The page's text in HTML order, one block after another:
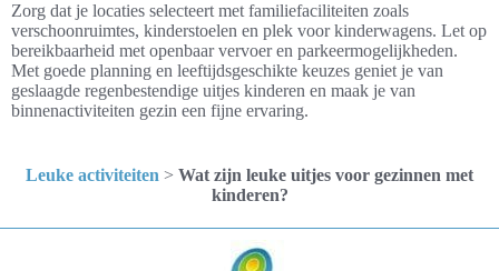
Zorg dat je locaties selecteert met familiefaciliteiten zoals
verschoonruimtes, kinderstoelen en plek voor kinderwagens. Let op
bereikbaarheid met openbaar vervoer en parkeermogelijkheden.
Met goede planning en leeftijdsgeschikte keuzes geniet je van
geslaagde regenbestendige uitjes kinderen en maak je van
binnenactiviteiten gezin een fijne ervaring.
Leuke activiteiten > Wat zijn leuke uitjes voor gezinnen met
kinderen?